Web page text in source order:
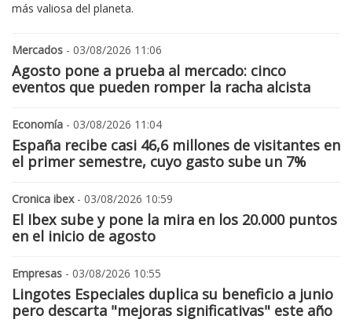
más valiosa del planeta.
Mercados - 03/08/2026 11:06
Agosto pone a prueba al mercado: cinco
eventos que pueden romper la racha alcista
Economía - 03/08/2026 11:04
España recibe casi 46,6 millones de visitantes en
el primer semestre, cuyo gasto sube un 7%
Cronica ibex- 03/08/2026 10:59
El Ibex sube y pone la mira en los 20.000 puntos
en el inicio de agosto
Empresas - 03/08/2026 10:55
Lingotes Especiales duplica su beneficio a junio
pero descarta "mejoras significativas" este año